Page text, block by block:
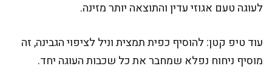
לעוגה טעם אגוזי עדין והתוצאה יותר מזינה.
עוד טיפ קטן: להוסיף כפית תמצית וניל לציפוי הגבינה, זה
מוסיף ניחוח נפלא שמחבר את כל שכבות העוגה יחד.